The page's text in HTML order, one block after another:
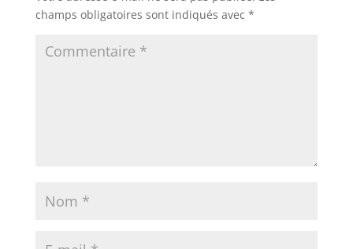
champs obligatoires sont indiqués avec *